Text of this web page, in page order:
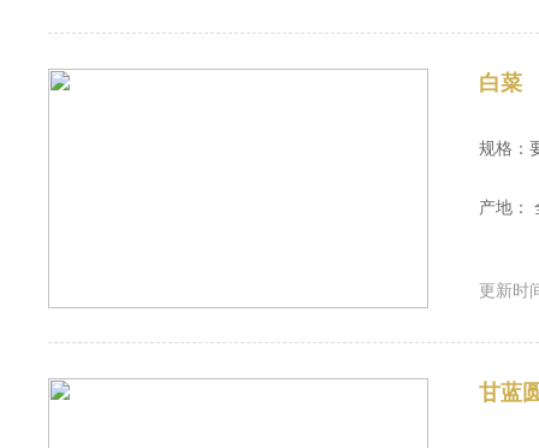
白菜
规格：
产地：
更新时
甘蓝